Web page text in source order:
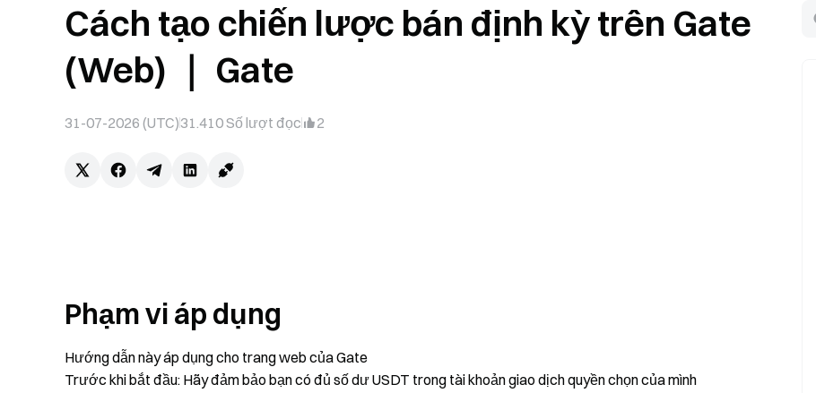
Cách tạo chiến lược bán định kỳ trên Gate
(Web) ｜ Gate
31-07-2026 (UTC)31.410Số lượt đọc 2
Phạm vi áp dụng
Hướng dẫn này áp dụng cho trang web của Gate
Trước khi bắt đầu: Hãy đảm bảo bạn có đủ số dư USDT trong tài khoản giao dịch quyền chọn của mình